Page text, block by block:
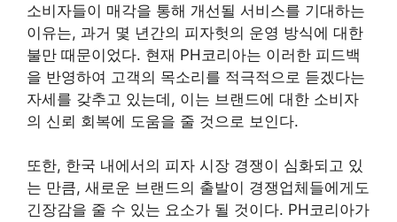
소비자들이 매각을 통해 개선될 서비스를 기대하는
이유는, 과거 몇 년간의 피자헛의 운영 방식에 대한
불만 때문이었다. 현재 PH코리아는 이러한 피드백
을 반영하여 고객의 목소리를 적극적으로 듣겠다는
자세를 갖추고 있는데, 이는 브랜드에 대한 소비자
의 신뢰 회복에 도움을 줄 것으로 보인다.
또한, 한국 내에서의 피자 시장 경쟁이 심화되고 있
는 만큼, 새로운 브랜드의 출발이 경쟁업체들에게도
긴장감을 줄 수 있는 요소가 될 것이다. PH코리아가